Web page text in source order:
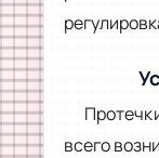
всего